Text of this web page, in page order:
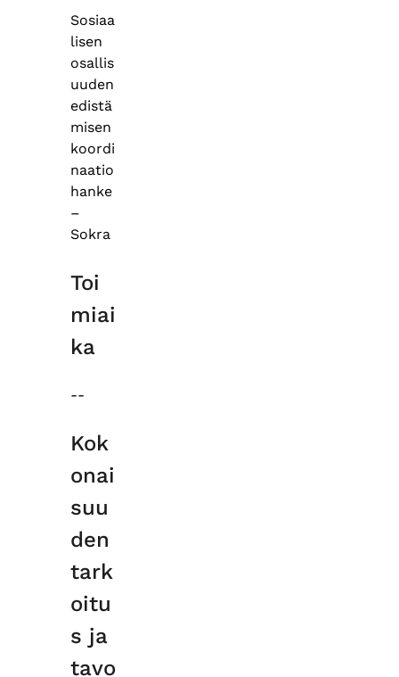
Sosiaa
lisen
osallis
uuden
edistä
misen
koordi
naatio
hanke
–
Sokra
Toi
miai
ka
--
Kok
onai
suu
den
tark
oitu
s ja
tavo